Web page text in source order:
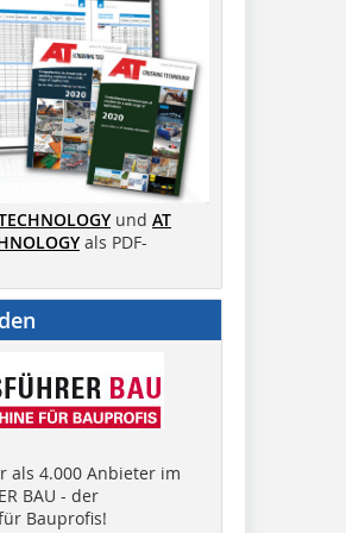
und AT
als PDF-
als 4.000 Anbieter im
BAU - der
Bauprofis!